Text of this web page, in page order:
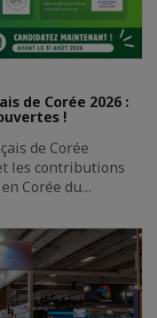
de Corée 2026 :
!
de Corée
les contributions
Corée du…